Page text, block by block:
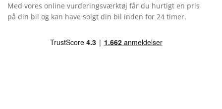
Med vores online vurderingsværktøj får du hurtigt en pris
på din bil og kan have solgt din bil inden for 24 timer.